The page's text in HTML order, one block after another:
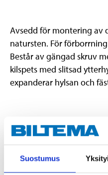
Suostumus
Avsedd för montering av
natursten. För
Består av gängad skruv
kilspets med slitsad
expanderar hylsan och